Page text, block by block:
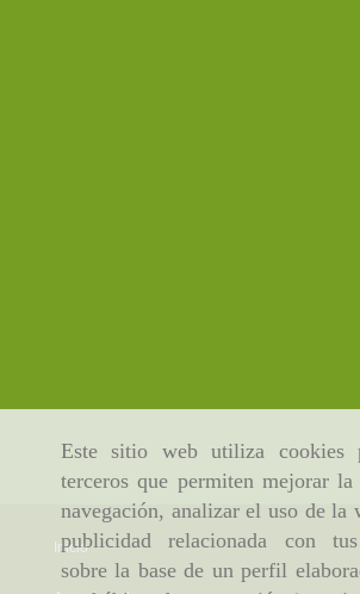
Este sitio web utiliza cookies
terceros que permiten mejorar
navegación, analizar el uso de la
publicidad relacionada con
sobre la base de un perfil
Inicio